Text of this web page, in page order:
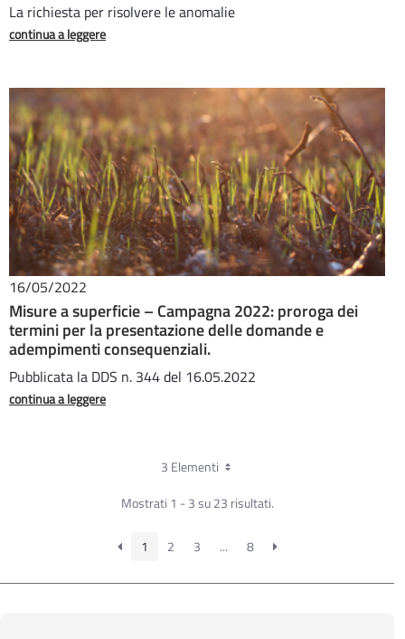
La richiesta per risolvere le anomalie
continua a leggere
16/05/2022
Misure a superficie – Campagna 2022: proroga dei
termini per la presentazione delle domande e
adempimenti consequenziali.
Pubblicata la DDS n. 344 del 16.05.2022
continua a leggere
3 Elementi
Mostrati 1 - 3 su 23 risultati.
1 2 3 ... 8